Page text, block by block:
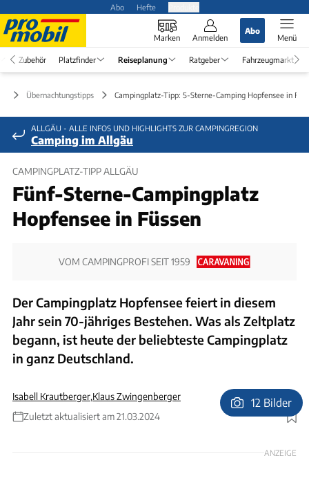
Abo Hefte
Marken Anmelden
Abo
Menü
Zubehör Platzfinder Reiseplanung Ratgeber Fahrzeugmarkt
Übernachtungstipps Campingplatz-Tipp: 5-Sterne-Camping Hopfensee in
ALLGÄU - ALLE INFOS UND HIGHLIGHTS ZUR CAMPINGREGION
Camping im Allgäu
CAMPINGPLATZ-TIPP ALLGÄU
Fünf-Sterne-Campingplatz
Hopfensee in Füssen
VOM CAMPINGPROFI SEIT 1959
Der Campingplatz Hopfensee feiert in diesem
Jahr sein 70-jähriges Bestehen. Was als Zeltplatz
begann, ist heute der beliebteste Campingplatz
in ganz Deutschland.
Isabell Krautberger,Klaus Zwingenberger
Zuletzt aktualisiert am 21.03.2024
Foto: camping.info
12 Bilder
ANZEIGE